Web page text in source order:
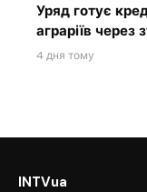
Уряд готує
аграріїв
4 дня тому
INTVua